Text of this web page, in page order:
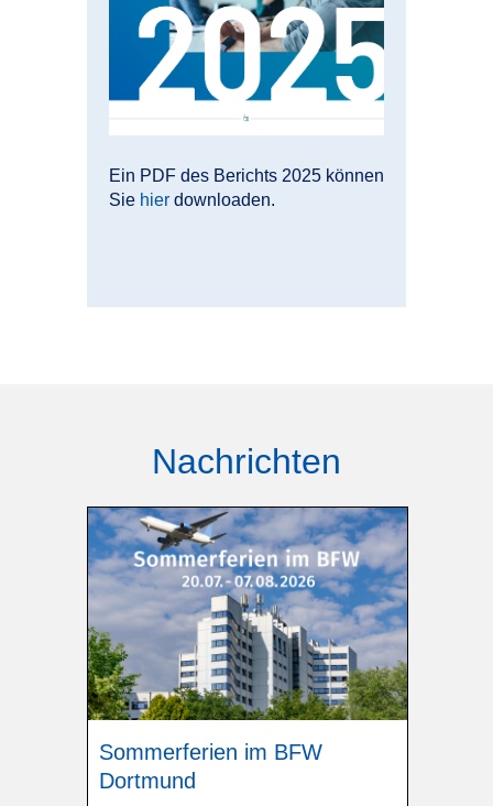
Ein PDF des Berichts 2025 können
Sie hier downloaden.
Nachrichten
Sommerferien im BFW
Dortmund